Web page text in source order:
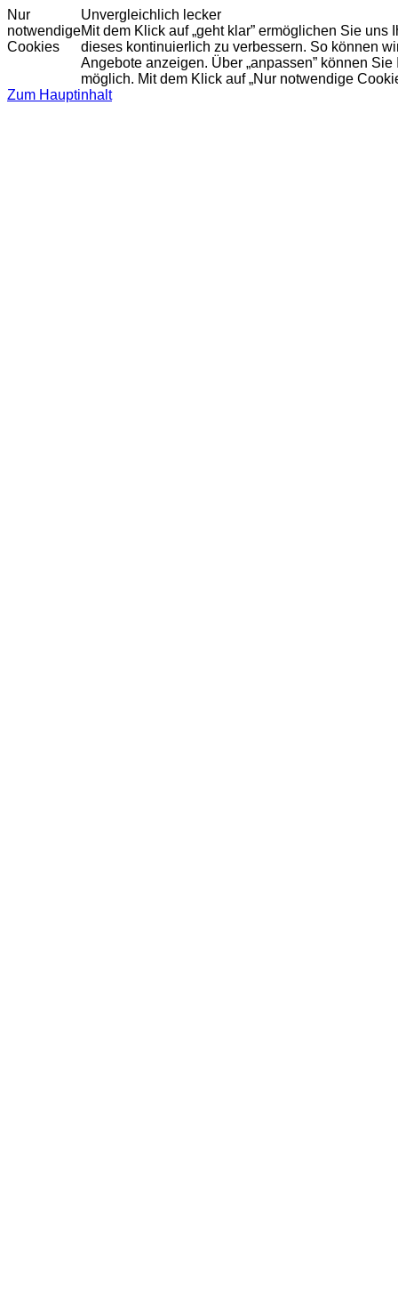
Nur
notwendige
Cookies
Unvergleichlich lecker
Mit dem Klick auf „geht klar” ermöglichen Sie
dieses kontinuierlich zu verbessern. So können
Angebote anzeigen. Über „anpassen” können
möglich. Mit dem Klick auf „Nur notwendige
Zum Hauptinhalt